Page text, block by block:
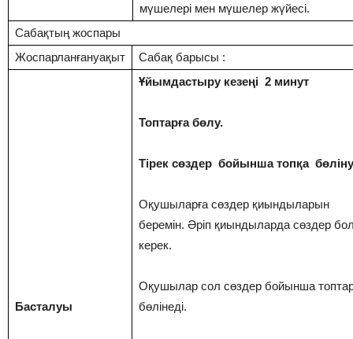
мүшелері мен мүшелер жүйесі.
Сабақтың жоспары
Жоспарланғануақыт
Сабақ барысы :
Басталуы
Ұйымдастыру кезеңі 2 минут
Топтарға бөлу.
Тірек сөздер бойынша топқа
Оқушыларға сөздер қиындыларын
беремін. Әріп қиындыларда сөздер
керек.
Оқушылар сол сөздер бойынша
бөлінеді.